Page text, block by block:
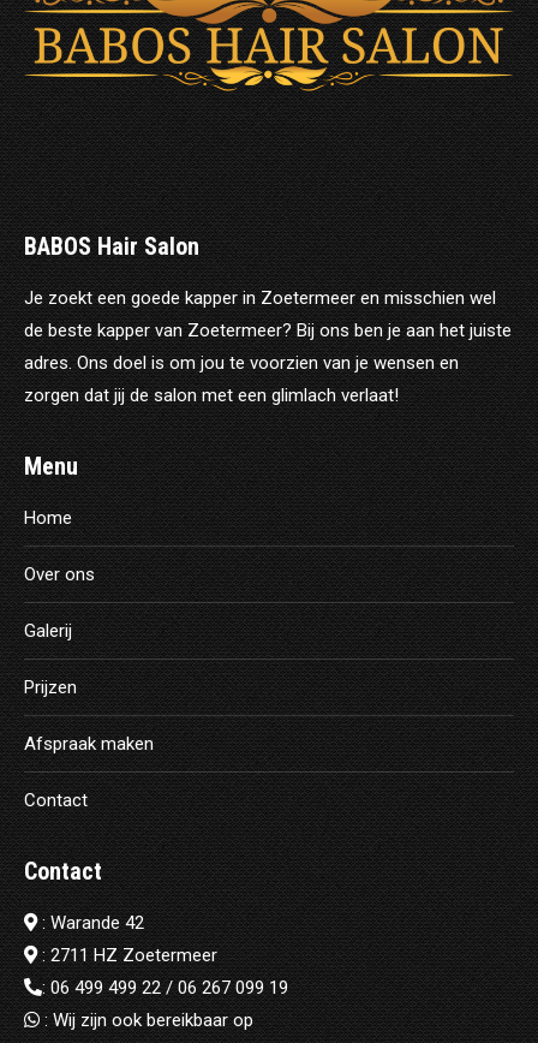
BABOS Hair Salon
Je zoekt een goede kapper in Zoetermeer en misschien wel
de beste kapper van Zoetermeer? Bij ons ben je aan het juiste
adres. Ons doel is om jou te voorzien van je wensen en
zorgen dat jij de salon met een glimlach verlaat!
Menu
Home
Over ons
Galerij
Prijzen
Afspraak maken
Contact
Contact
: Warande 42
: 2711 HZ Zoetermeer
: 06 499 499 22/06 267 099 19
: Wij zijn ook bereikbaar op